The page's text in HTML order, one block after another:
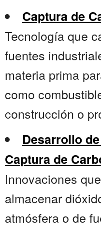
Captura de
Tecnología que
fuentes
materia prima
como
construcción o
Desarrollo
Captura de
Innovaciones
almacenar
atmósfera o de